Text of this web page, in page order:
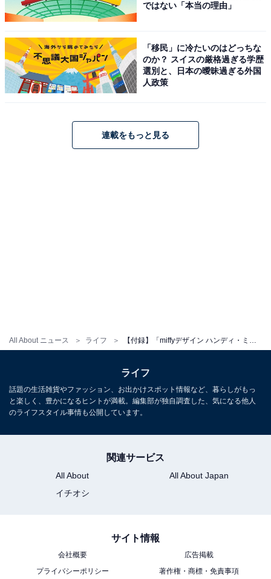
All About ニュース ライフ
セットには、ミッフィーがデザインされた可愛い缶ケー
じめご了承ください。
また、記事中の商品を購入すると、売上の一部がオール
アバウトに還元されることがあります
【付録】「スヌーピー 折りたためる 超BIG保冷
バッグ」が付いてくる！ 『cookpad plus 2026
ではない「本当の理由」
「移民」に冷たいのはどっちな
のか？ スイスの厳格過ぎる学歴
選別と、日本の曖昧過ぎる外国
人政策
連載をもっと見る
ライフ
話題の生活雑貨やファッション、お出かけスポット情報など、暮らしがもっ
と楽しく、豊かになるヒントが満載。編集部が独自調査した、気になる他人
のライフスタイル事情も公開しています。
関連サービス
All About
All About Japan
イチオシ
サイト情報
会社概要
広告掲載
プライバシーポリシー
著作権・商標・免責事項